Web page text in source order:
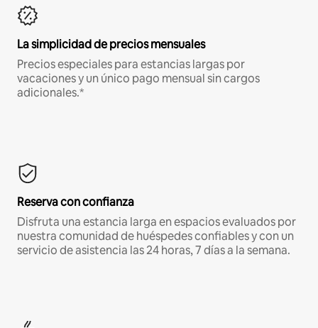
La simplicidad de precios mensuales
Precios especiales para estancias largas por
vacaciones y un único pago mensual sin cargos
adicionales.*
Reserva con confianza
Disfruta una estancia larga en espacios evaluados por
nuestra comunidad de huéspedes confiables y con un
servicio de asistencia las 24 horas, 7 días a la semana.